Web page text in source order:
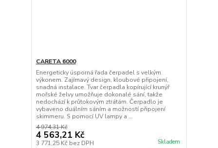
CARETA 6000
Energeticky úsporná řada čerpadel s velkým
výkonem. Zajímavý design, kloubové připojení,
snadná instalace. Tvar čerpadla kopírující krunýř
mořské želvy umožňuje dokonalé sání, takže
nedochází k průtokovým ztrátám. Čerpadlo je
vybaveno duálním sáním a možností připojení
skimmeru. S pomocí UV lampy a ...
4 974,31 Kč
4 563,21 Kč
3 771,25 Kč bez DPH Skladem